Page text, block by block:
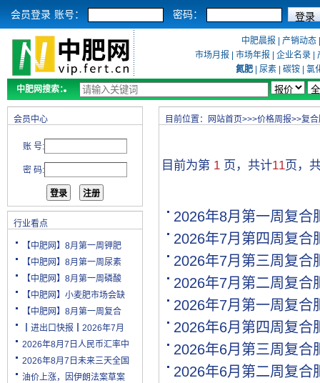
会员登录 账号： 密码：
中肥晨报 产销动态
市场月报
市场年报 企业名录
氮肥
尿素 碳铵
氯
中肥网搜索：
会员中心
账 号:
密 码:
行业看点
【中肥网】8月第一周钾肥
【中肥网】8月第一周尿素
【中肥网】8月第一周磷酸
【中肥网】小麦肥市场会缺
【中肥网】8月第一周复合
┃进出口快报┃2026年7月
2026年8月7日人民币汇率中
2026年8月7日未来三天全国
油价上涨，因伊朗法案草案
目前位置： 网站首页>>>价格周报>>复
目前为第 1页，共计11页，
2026年8月第一周复合
2026年7月第四周复合
2026年7月第三周复合
2026年7月第二周复合
2026年7月第一周复合
2026年6月第四周复合
2026年6月第三周复合
2026年6月第二周复合